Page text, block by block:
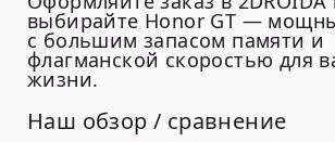
выбирайте Honor GT —
с большим запасом памяти и
флагманской скоростью для
жизни.
Наш обзор / сравнение